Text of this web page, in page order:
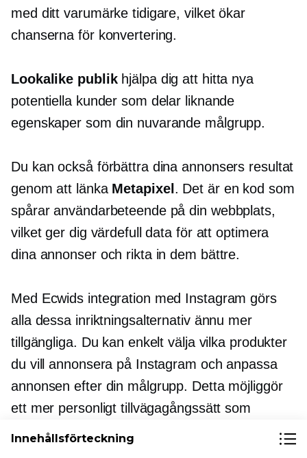
med ditt varumärke tidigare, vilket ökar
chanserna för konvertering.
Lookalike publikhjälpa dig att hitta nya
potentiella kunder som delar liknande
egenskaper som din nuvarande målgrupp.
Du kan också förbättra dina annonsers resultat
genom att länka Metapixel . Det är en kod som
spårar användarbeteende på din webbplats,
vilket ger dig värdefull data för att optimera
dina annonser och rikta in dem bättre.
Med Ecwids integration med Instagram görs
alla dessa inriktningsalternativ ännu mer
tillgängliga. Du kan enkelt välja vilka produkter
du vill annonsera på Instagram och anpassa
annonsen efter din målgrupp. Detta möjliggör
ett mer personligt tillvägagångssätt som
resonerar med potentiella kunder.
Innehållsförteckning